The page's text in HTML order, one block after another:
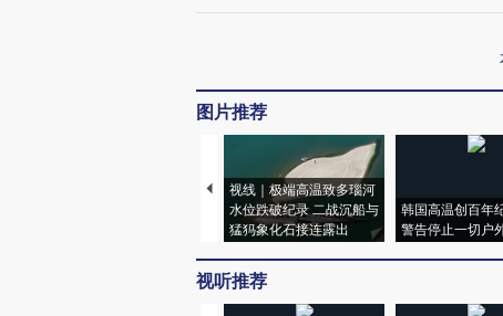
图片推荐
视线｜极端高温致多瑙河
水位跌破纪录 二战沉船与
猛犸象化石接连露出
韩国高温创百年
警告停止一切户
视听推荐